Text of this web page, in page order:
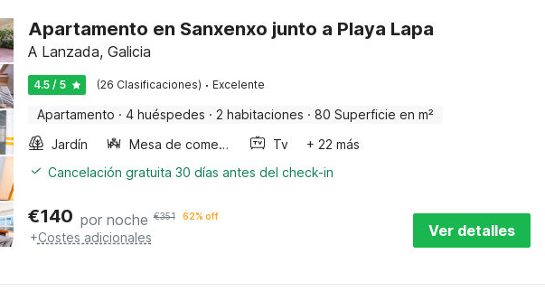
Apartamento en Sanxenxo junto a Playa Lapa
A Lanzada, Galicia
4.5 / 5 (26 Clasificaciones) · Excelente
Apartamento · 4 huéspedes · 2 habitaciones · 80 Superficie en m²
Jardín
Mesa de comedor Tv
+ 22 más
Cancelación gratuita 30 días antes del check-in
€140 por noche €351 62% off
+Costes adicionales Ver detalles